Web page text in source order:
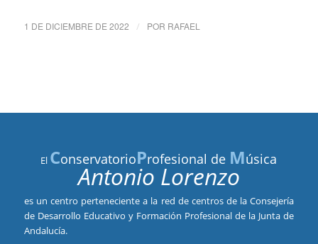
1 DE DICIEMBRE DE 2022 / POR RAFAEL
El ConservatorioProfesional de Música
Antonio Lorenzo
es un centro perteneciente a la red de centros de la Consejería
de Desarrollo Educativo y Formación Profesional de la Junta de
Andalucía.